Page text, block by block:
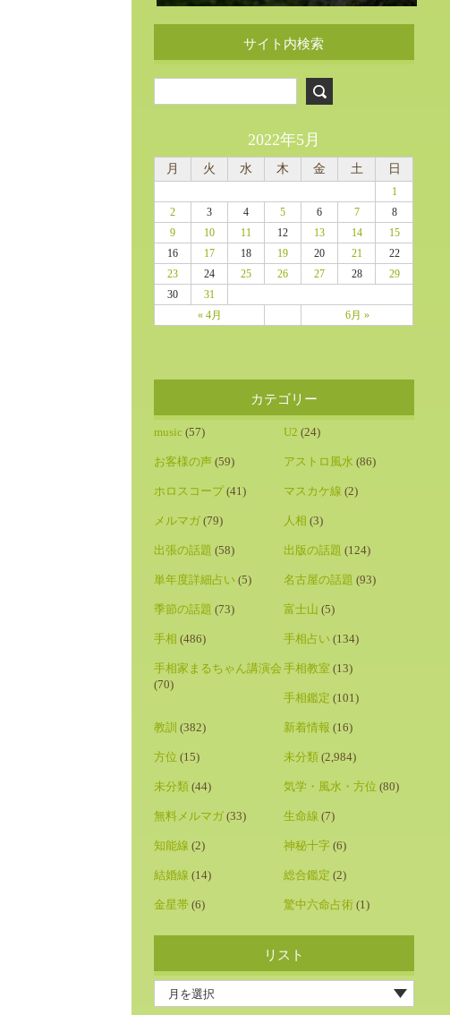
サイト内検索
2022年5月
月 火 水 木 金 土 日
« 4月 6月 »
1
2
3 4 5 6 7
8
9
10 11 12 13 14
15
16
17 18 19 20 21
22
23
24 25 26 27 28
29
30
31
カテゴリー
music (57) U2 (24)
お客様の声 (59) アストロ風水 (86)
ホロスコープ(41) マスカケ線 (2)
メルマガ (79) 人相 (3)
出張の話題 (58) 出版の話題 (124)
単年度詳細占い (5) 名古屋の話題 (93)
季節の話題 (73) 富士山 (5)
手相 (486) 手相占い (134)
手相家まるちゃん講演会
(70)
手相教室 (13)
手相鑑定 (101)
教訓 (382) 新着情報 (16)
方位 (15) 未分類 (2,984)
未分類 (44) 気学・風水・方位 (80)
無料メルマガ (33) 生命線 (7)
知能線 (2) 神秘十字 (6)
結婚線 (14) 総合鑑定 (2)
金星帯 (6) 驚中六命占術 (1)
リスト